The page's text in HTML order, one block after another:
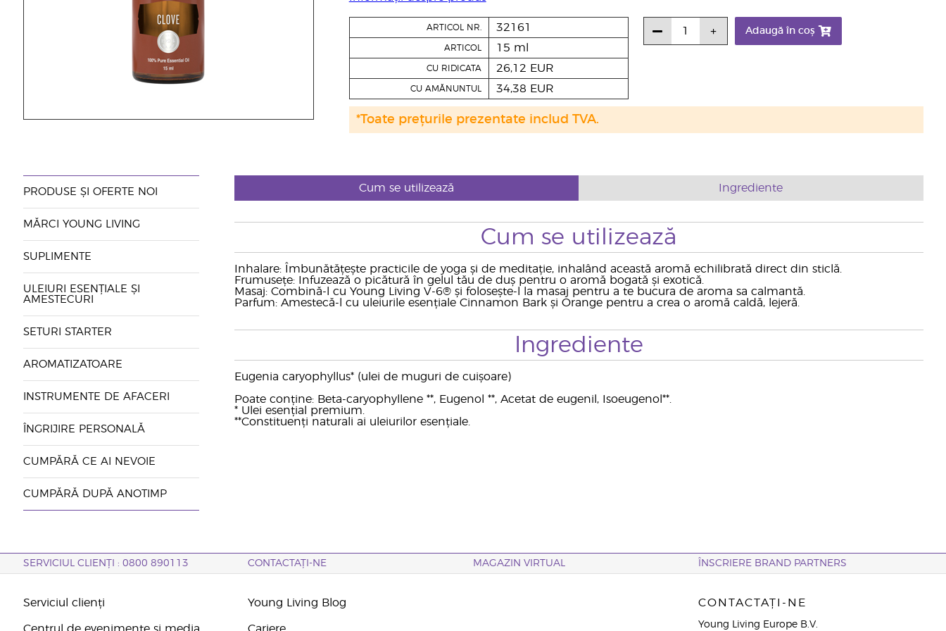
ARTICOL NR. 32161
ARTICOL 15 ml
CU RIDICATA 26,12 EUR
CU AMĂNUNTUL 34,38 EUR
Adaugă în coș
*Toate prețurile prezentate includ TVA.
PRODUSE ȘI OFERTE NOI
MĂRCI YOUNG LIVING
SUPLIMENTE
ULEIURI ESENȚIALE ȘI
AMESTECURI
SETURI STARTER
AROMATIZATOARE
INSTRUMENTE DE AFACERI
ÎNGRIJIRE PERSONALĂ
CUMPĂRĂ CE AI NEVOIE
CUMPĂRĂ DUPĂ ANOTIMP
Cum se utilizează Ingrediente
Cum se utilizează
Inhalare: Îmbunătățește practicile de yoga și de meditație, inhalând această aromă echilibrată direct din sticlă.
Frumusețe: Infuzează o picătură în gelul tău de duș pentru o aromă bogată și exotică.
Masaj: Combină-l cu Young Living V-6® și folosește-l la masaj pentru a te bucura de aroma sa calmantă.
Parfum: Amestecă-l cu uleiurile esențiale Cinnamon Bark și Orange pentru a crea o aromă caldă, lejeră.
Ingrediente
Eugenia caryophyllus* (ulei de muguri de cuișoare)
Poate conține: Beta-caryophyllene **, Eugenol **, Acetat de eugenil, Isoeugenol**.
* Ulei esențial premium.
**Constituenți naturali ai uleiurilor esențiale.
SERVICIUL CLIENȚI : 0800 890113 CONTACTAȚI-NE MAGAZIN VIRTUAL ÎNSCRIERE BRAND PARTNERS
Serviciul clienți Young Living Blog CONTACTAȚI-NE
Young Living Europe B.V.